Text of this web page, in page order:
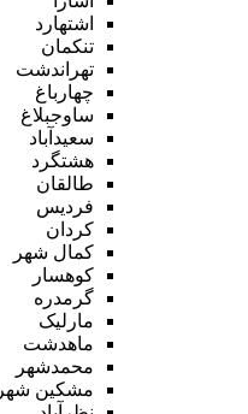
اشتهارد
تنکمان
تهراندشت
چهارباغ
ساوجبلاغ
سعیدآباد
هشتگرد
طالقان
فردیس
کردان
کمال شهر
کوهسار
گرمدره
مارلیک
ماهدشت
محمدشهر
مشکین شهر